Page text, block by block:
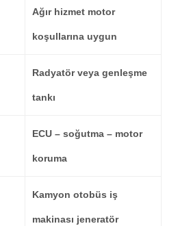
Ağır hizmet motor
koşullarına uygun
Radyatör veya genleşme
tankı
ECU – soğutma – motor
koruma
Kamyon otobüs iş
makinası jeneratör